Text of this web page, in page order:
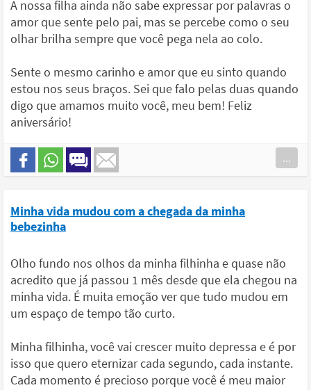
A nossa filha ainda não sabe expressar por palavras o
amor que sente pelo pai, mas se percebe como o seu
olhar brilha sempre que você pega nela ao colo.
Sente o mesmo carinho e amor que eu sinto quando
estou nos seus braços. Sei que falo pelas duas quando
digo que amamos muito você, meu bem! Feliz
aniversário!
...
Minha vida mudou com a chegada da minha
bebezinha
Olho fundo nos olhos da minha filhinha e quase não
acredito que já passou 1 mês desde que ela chegou na
minha vida. É muita emoção ver que tudo mudou em
um espaço de tempo tão curto.
Minha filhinha, você vai crescer muito depressa e é por
isso que quero eternizar cada segundo, cada instante.
Cada momento é precioso porque você é meu maior